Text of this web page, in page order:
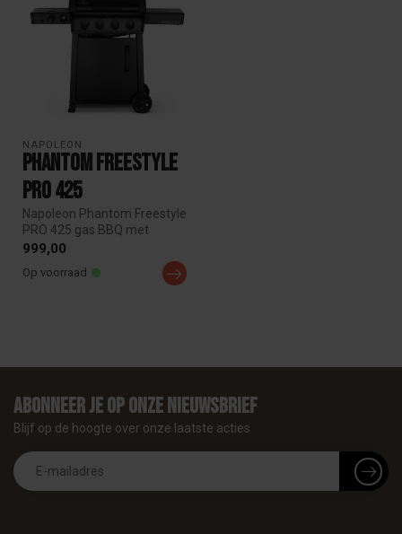
NAPOLEON
Phantom Freestyle
Pro 425
Napoleon Phantom Freestyle
PRO 425 gas BBQ met
SIZZLE ZONE zijbrander.
999,00
Op voorraad
Abonneer je op onze nieuwsbrief
Blijf op de hoogte over onze laatste acties